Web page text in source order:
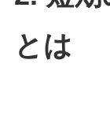
とは